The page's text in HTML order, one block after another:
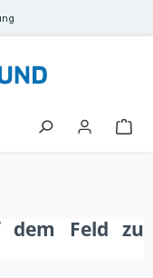
dem Feld zu